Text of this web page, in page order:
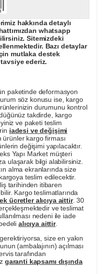
hakkında detaylı
whatsapp
Sitemizdeki
Bazı detaylar
mutlaka destek
ederiz.
paketinde deformasyon
söz konusu ise, kargo
durumunu kontrol
takdirde, kargo
ve paketi teslim
iadesi ve değişimi
ürünler kargo firması
değişimi yapılacaktır.
Yapı Market müşteri
ulaşarak bilgi alabilirsiniz.
alma ekranlarında size
teslim edilecektir.
tarihinden itibaren
Kargo teslimatlarında
ek ücretler alıcıya aittir. 30
ve teslimat
nedeni ile iade
alıcıya aittir.
size en yakın
(ambalajının) açılması
tarafından
garanti kapsamı dışında